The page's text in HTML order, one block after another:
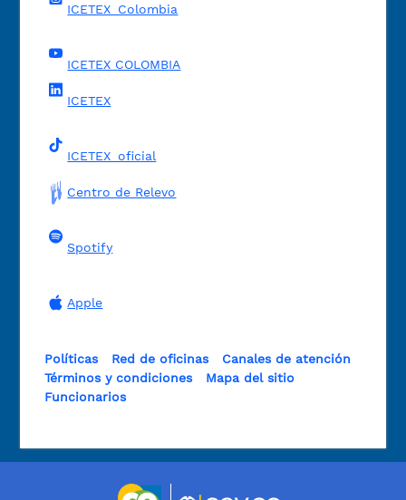
ICETEX_Colombia
ICETEX COLOMBIA
ICETEX
ICETEX_oficial
Centro de Relevo
Spotify
Apple
Políticas Red de oficinas
Canales de atención
Términos y condiciones
Mapa del sitio
Funcionarios